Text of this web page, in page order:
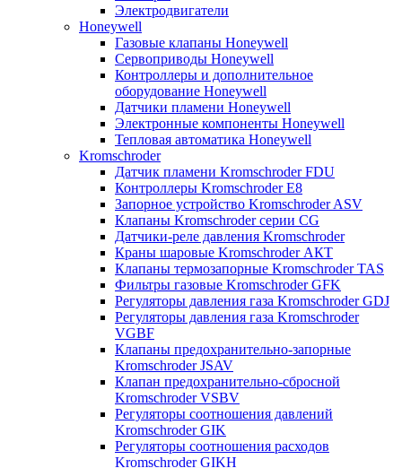
Электродвигатели
Honeywell
Газовые клапаны Honeywell
Сервоприводы Honeywell
Контроллеры и дополнительное
оборудование Honeywell
Датчики пламени Honeywell
Электронные компоненты Honeywell
Тепловая автоматика Honeywell
Kromschroder
Датчик пламени Kromschroder FDU
Контроллеры Kromschroder E8
Запорное устройство Kromschroder ASV
Клапаны Kromschroder серии CG
Датчики-реле давления Kromschroder
Краны шаровые Kromschroder АКТ
Клапаны термозапорные Kromschroder TAS
Фильтры газовые Kromschroder GFK
Регуляторы давления газа Kromschroder GDJ
Регуляторы давления газа Kromschroder
VGBF
Клапаны предохранительно-запорные
Kromschroder JSAV
Клапан предохранительно-сбросной
Kromschroder VSBV
Регуляторы соотношения давлений
Kromschroder GIK
Регуляторы соотношения расходов
Kromschroder GIKH